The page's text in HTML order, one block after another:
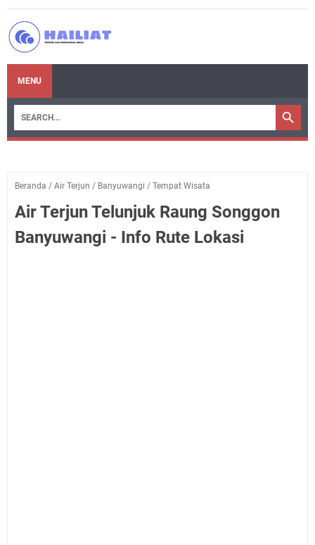
MENU
Beranda / Air Terjun / Banyuwangi / Tempat Wisata
Air Terjun Telunjuk Raung Songgon
Banyuwangi - Info Rute Lokasi